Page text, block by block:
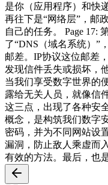
是你（应用程序）和快
再往下是“网络层”，邮
自己的任务。 Page 17:
了“DNS（域名系统）”
邮差。IP协议这位邮差
发现信件丢失或损坏，
当我们享受数字世界的
露给无关人员，就像信
这三点，出现了各种安
概念，是构筑我们数字
密码，并为不同网站设
漏洞，防止敌人乘虚而
有效的方法。最后，也